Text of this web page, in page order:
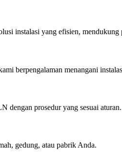
instalasi yang efisien, mendukung
berpengalaman menangani
dengan prosedur yang sesuai aturan.
gedung, atau pabrik Anda.